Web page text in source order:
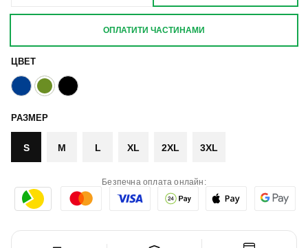
ЦВЕТ
РАЗМЕР
S M L XL 2XL 3XL
ОПЛАТИТИ ЧАСТИНАМИ
Безпечна оплата онлайн: